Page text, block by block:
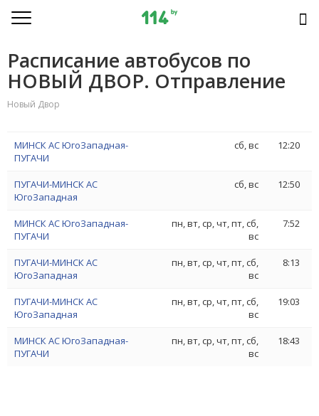
Расписание автобусов по
НОВЫЙ ДВОР. Отправление
Новый Двор
МИНСК АС ЮгоЗападная-
ПУГАЧИ
сб, вс 12:20
ПУГАЧИ-МИНСК АС
ЮгоЗападная
сб, вс 12:50
МИНСК АС ЮгоЗападная-
ПУГАЧИ
пн, вт, ср, чт, пт, сб,
вс
7:52
ПУГАЧИ-МИНСК АС
ЮгоЗападная
пн, вт, ср, чт, пт, сб,
вс
8:13
ПУГАЧИ-МИНСК АС
ЮгоЗападная
пн, вт, ср, чт, пт, сб,
вс
19:03
МИНСК АС ЮгоЗападная-
ПУГАЧИ
пн, вт, ср, чт, пт, сб,
вс
18:43